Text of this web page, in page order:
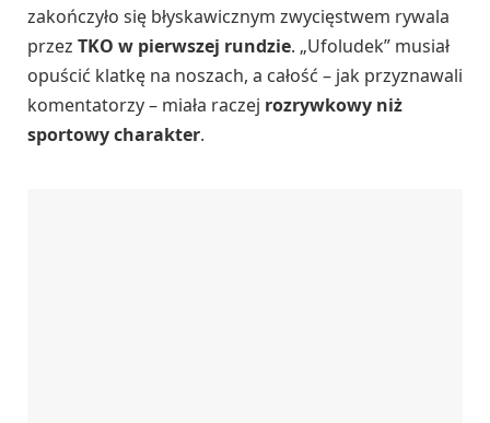
zakończyło się błyskawicznym zwycięstwem rywala
przez TKO w pierwszej rundzie. „Ufoludek” musiał
opuścić klatkę na noszach, a całość – jak przyznawali
komentatorzy – miała raczej rozrywkowy niż
sportowy charakter.